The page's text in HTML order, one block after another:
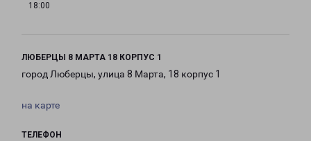
18:00
ЛЮБЕРЦЫ 8 МАРТА 18 КОРПУС 1
город Люберцы, улица 8 Марта, 18 корпус 1
на карте
ТЕЛЕФОН